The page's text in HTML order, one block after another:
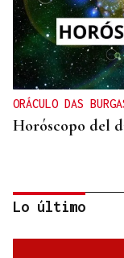
ORÁCULO DAS
Horóscopo del
Lo último